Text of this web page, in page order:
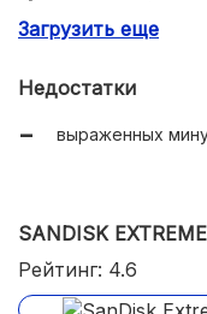
выдерживает до
большой
справедливая
Загрузить еще
Недостатки
выраженных
SANDISK
Рейтинг: 4.6